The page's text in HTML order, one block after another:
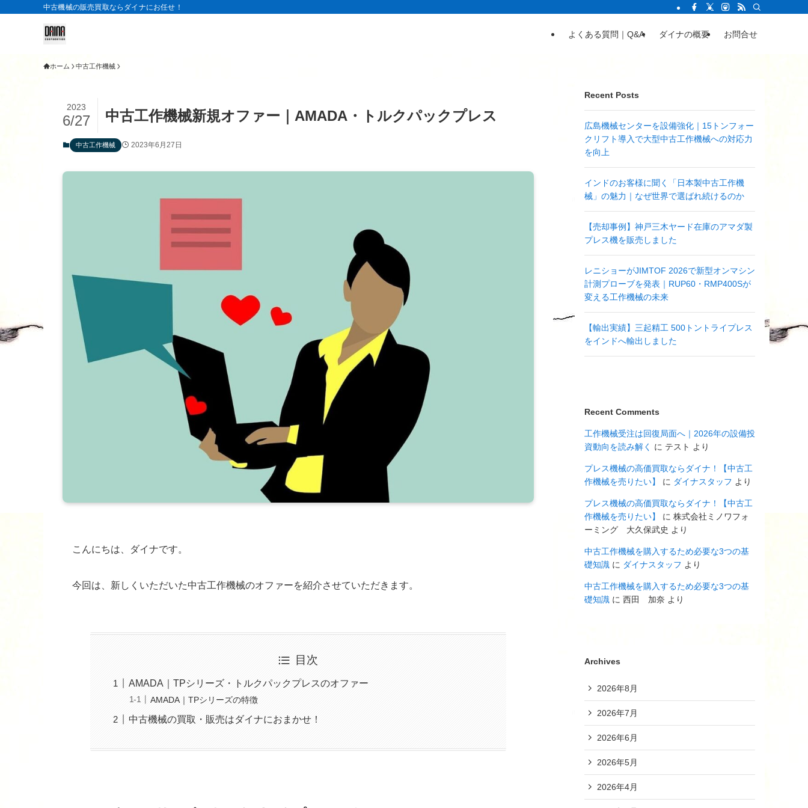
中古機械の販売買取ならダイナにお任せ！
よくある質問｜Q&A ダイナの概要 お問合せ
ホーム 中古工作機械
中古工作機械新規オファー｜AMADA・トルクパックプレス
2023
6/27
中古工作機械 2023年6月27日
こんにちは、ダイナです。
今回は、新しくいただいた中古工作機械のオファーを紹介させていただきます。
目次
AMADA｜TPシリーズ・トルクパックプレスのオファー
AMADA｜TPシリーズの特徴
中古機械の買取・販売はダイナにおまかせ！
Recent Posts
広島機械センターを設備強化｜15トンフォー
クリフト導入で大型中古工作機械への対応力
を向上
インドのお客様に聞く「日本製中古工作機
械」の魅力｜なぜ世界で選ばれ続けるのか
【売却事例】神戸三木ヤード在庫のアマダ製
プレス機を販売しました
レニショーがJIMTOF 2026で新型オンマシン
計測プローブを発表｜RUP60・RMP400Sが
変える工作機械の未来
【輸出実績】三起精工 500トントライプレス
をインドへ輸出しました
Recent Comments
工作機械受注は回復局面へ｜2026年の設備投
資動向を読み解く
に テスト より
プレス機械の高価買取ならダイナ！【中古工
作機械を売りたい】
に ダイナスタッフ より
プレス機械の高価買取ならダイナ！【中古工
作機械を売りたい】
に 株式会社ミノワフォ
ーミング 大久保武史 より
中古工作機械を購入するため必要な3つの基
礎知識 に ダイナスタッフ より
中古工作機械を購入するため必要な3つの基
礎知識 に 西田 加奈 より
Archives
2026年8月
2026年7月
2026年6月
2026年5月
2026年4月